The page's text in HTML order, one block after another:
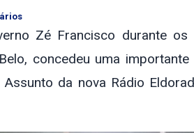
Zé Francisco durante
concedeu uma
da nova Rádio